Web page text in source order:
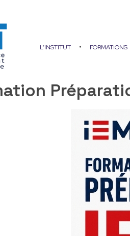
L’INSTITUT FORMATIONS